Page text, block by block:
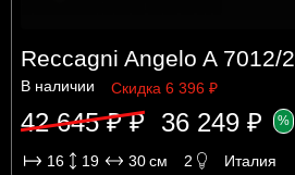
Reccagni Angelo A 7012/2
В наличии Скидка 6 396 ₽
42 645 ₽ ₽ 36 249 ₽ %
16 19 30см 2 Италия